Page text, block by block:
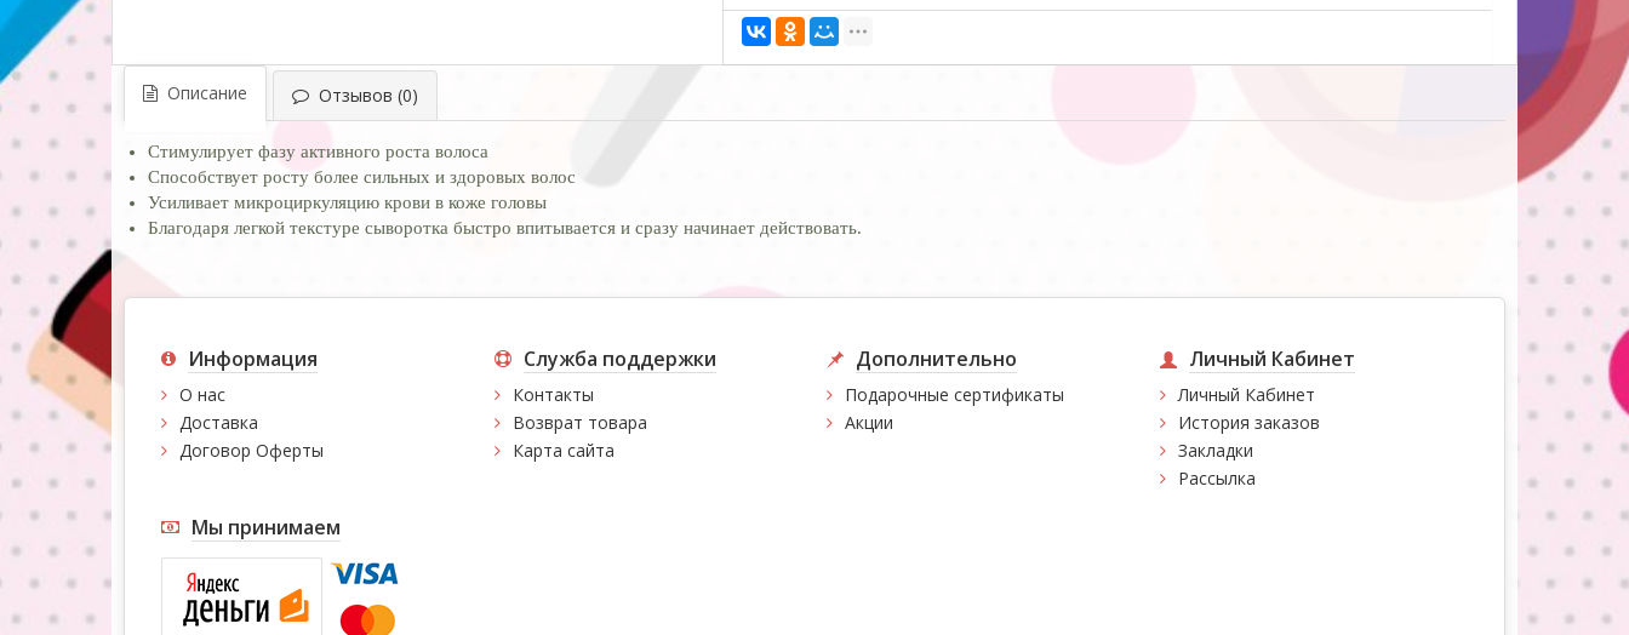
Описание Отзывов (0)
Стимулирует фазу активного роста волоса
Способствует росту более сильных и здоровых волос
Усиливает микроциркуляцию крови в коже головы
Благодаря легкой текстуре сыворотка быстро впитывается и сразу начинает действовать.
Информация
О нас
Доставка
Договор Оферты
Служба поддержки
Контакты
Возврат товара
Карта сайта
Дополнительно
Подарочные сертификаты
Акции
Личный Кабинет
Личный Кабинет
История заказов
Закладки
Рассылка
Мы принимаем